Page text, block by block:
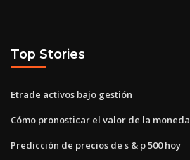
Top Stories
Etrade activos bajo gestión
Cómo pronosticar el valor de la moneda
Predicción de precios de s & p 500 hoy